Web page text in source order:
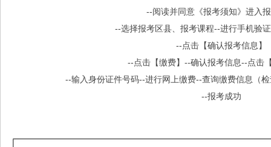
--阅读并同意《报考须知》进入
--选择报考区县、报考课程--进行手机验
--点击【确认报考信息】
--点击【缴费】--确认报考信息--点击
--输入身份证件号码--进行网上缴费--查询缴费信息（
--报考成功